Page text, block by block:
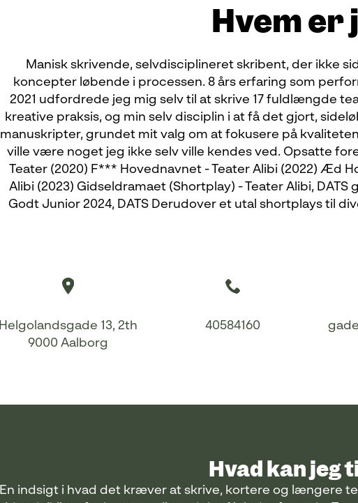
Hvem er
Manisk skrivende, selvdisciplineret skribent, der ikke
koncepter løbende i processen. 8 års erfaring som
2021 udfordrede jeg mig selv til at skrive 17 fuldlængde
kreative praksis, og min selv disciplin i at få det gjort,
manuskripter, grundet mit valg om at fokusere på
ville være noget jeg ikke selv ville kendes ved. Opsatte
Teater (2020) F*** Hovednavnet - Teater Alibi (2022) Æd
Alibi (2023) Gidseldramaet (Shortplay) - Teater Alibi, DATS
Godt Junior 2024, DATS Derudover et utal shortplays til
Helgolandsgade 13, 2th
9000 Aalborg
40584160
Hvad kan jeg
En indsigt i hvad det kræver at skrive, kortere og længere